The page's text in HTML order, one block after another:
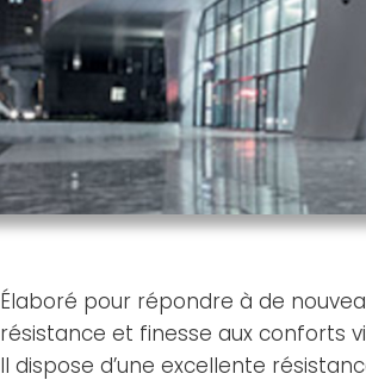
Élaboré pour répondre à de
résistance et finesse aux conforts
Il dispose d’une excellente